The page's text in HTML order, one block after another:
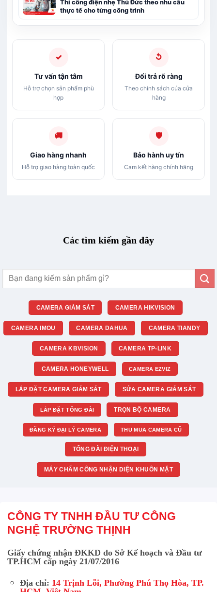
Thi công điện nhẹ Thủ Đức theo nhu cầu
thực tế cho từng công trình
✓
Tư vấn tận tâm
Hỗ trợ chọn sản phẩm phù
hợp
↺
Đổi trả rõ ràng
Theo chính sách của cửa
hàng
🚚
Giao hàng nhanh
Hỗ trợ giao hàng toàn quốc
🛡
Bảo hành uy tín
Cam kết hàng chính hãng
Các tìm kiếm gần đây
Tìm
CAMERA GIÁM SÁT CAMERA HIKVISION
CAMERA IMOU CAMERA DAHUA CAMERA TIANDY
CAMERA KBVISION CAMERA TP-LINK
CAMERA HONEYWELL CAMERA EZVIZ
LẮP ĐẶT CAMERA GIÁM SÁT SỬA CAMERA GIÁM SÁT
LẮP ĐẶT TỔNG ĐÀI TRỌN BỘ CAMERA
ĐĂNG KÝ ĐẠI LÝ CAMERA THU MUA CAMERA CŨ
TỔNG ĐÀI ĐIỆN THOẠI
MÁY CHẤM CÔNG NHẬN DIỆN KHUÔN MẶT
CÔNG TY TNHH ĐẦU TƯ CÔNG
NGHỆ TRƯỜNG THỊNH
Giấy chứng nhận ĐKKD do Sở Kế hoạch và Đầu tư
TP.HCM cấp ngày 21/07/2016
Địa chỉ: 14 Trịnh Lỗi, Phường Phú Thọ Hòa, TP.